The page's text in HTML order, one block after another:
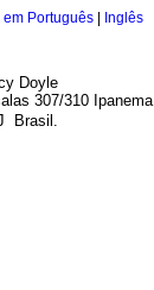
em Português Inglês
Doyle
307/310 Ipanema
 Brasil.